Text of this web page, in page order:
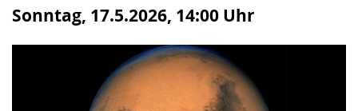
Sonntag, 17.5.2026, 14:00 Uhr
Gebärdensprache